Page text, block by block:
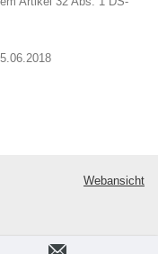
25.06.2018
Webansicht